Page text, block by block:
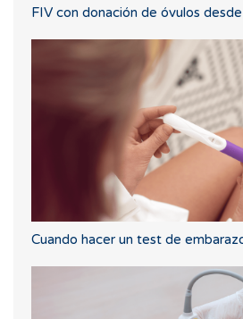
FIV con donación de óvulos
Cuando hacer un test de